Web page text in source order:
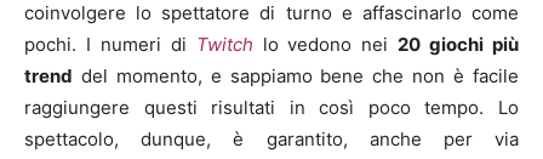
coinvolgere lo spettatore di turno e affascinarlo come
pochi. I numeri di Twitch lo vedono nei20 giochi più
trend del momento, e sappiamo bene che non è facile
raggiungere questi risultati in così poco tempo. Lo
spettacolo, dunque, è garantito, anche per via